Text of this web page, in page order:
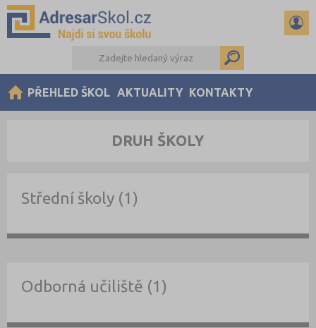
PŘEHLED ŠKOL AKTUALITY KONTAKTY
DRUH ŠKOLY
Střední školy (1)
Odborná učiliště (1)